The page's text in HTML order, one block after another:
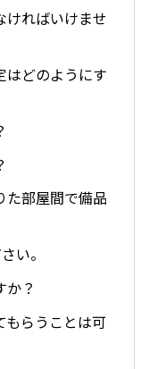
ければいけませ
はどのようにす
た部屋間で備品
い。
？
もらうことは可